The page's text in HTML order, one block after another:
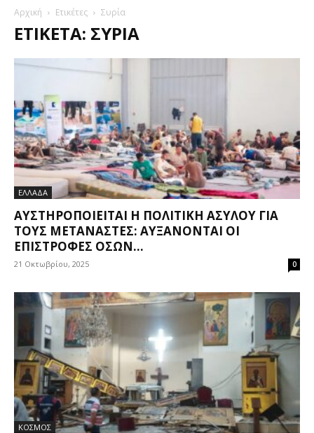
Αρχική Ετικέτες Συρία
ΕΤΙΚΈΤΑ: ΣΥΡΊΑ
ΕΛΛΑΔΑ
ΑΥΣΤΗΡΟΠΟΙΕΊΤΑΙ Η ΠΟΛΙΤΙΚΉ ΑΣΎΛΟΥ ΓΙΑ
ΤΟΥΣ ΜΕΤΑΝΆΣΤΕΣ: ΑΥΞΆΝΟΝΤΑΙ ΟΙ
ΕΠΙΣΤΡΟΦΈΣ ΌΣΩΝ...
21 Οκτωβρίου, 2025 0
ΚΟΣΜΟΣ